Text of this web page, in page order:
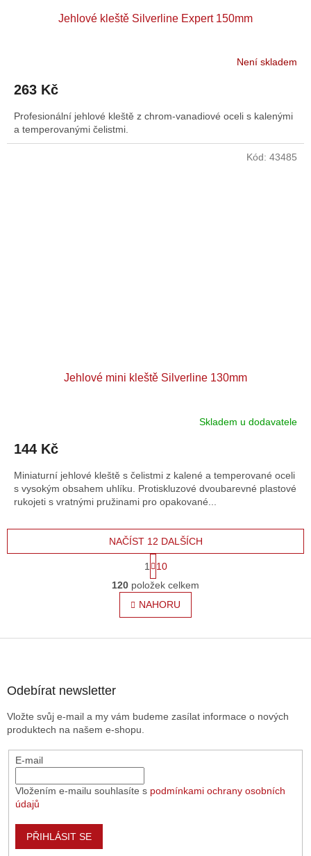
Jehlové kleště Silverline Expert 150mm
Není skladem
263 Kč
Profesionální jehlové kleště z chrom-vanadiové oceli s kalenými
a temperovanými čelistmi.
Jehlové mini kleště Silverline 130mm
Skladem u dodavatele
144 Kč
Miniaturní jehlové kleště s čelistmi z kalené a temperované oceli
s vysokým obsahem uhlíku. Protiskluzové dvoubarevné plastové
rukojeti s vratnými pružinami pro opakované...
Kód: 43485
O
v
l
á
k
v
i
NAČÍST 12 DALŠÍCH
t
r
á
n
k
v
1
10
120 položek celkem
NAHORU
Odebírat newsletter
Vložte svůj e-mail a my vám budeme zasílat informace o nových
produktech na našem e-shopu.
E-mail
Vložením e-mailu souhlasíte s podmínkami ochrany osobních
údajů
PŘIHLÁSIT SE